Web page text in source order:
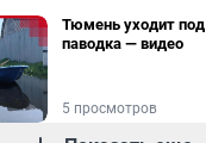
Тюмень уходит под
паводка — видео
5 просмотров